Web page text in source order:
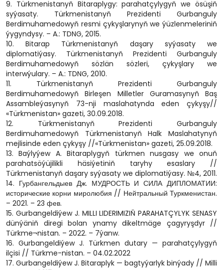
9. Türkmenistanyň Bitaraplygy: parahatçylygyň we ösüşiň
syýasaty. Türkmenistanyň Prezidenti Gurbanguly
Berdimuhamedowyň resmi çykyşlarynyň we ýüzlenmeleriniň
ýygyndysy. – A.: TDNG, 2015.
10. Bitarap Türkmenistanyň daşary syýasaty we
diplomatiýasy. Türkmenistanyň Prezidenti Gurbanguly
Berdimuhamedowyň sözlän sözleri, çykyşlary we
interwýulary. – A.: TDNG, 2010.
11. Türkmenistanyň Prezidenti Gurbanguly
Berdimuhamedowyň Birleşen Milletler Guramasynyň Baş
Assambleýasynyň 73-nji maslahatynda eden çykyşy//
«Türkmenistan» gazeti, 30.09.2018.
12. Türkmenistanyň Prezidenti Gurbanguly
Berdimuhamedowyň Türkmenistanyň Halk Maslahatynyň
mejlisinde eden çykyşy //«Türkmenistan» gazeti, 25.09.2018.
13. Baýlyýew A. Bitaraplygyň türkmen nusgasy we onuň
parahatsöýüjilikli häsiýetiniň taryhy esaslary //
Türkmenistanyň daşary syýasaty we diplomatiýasy. №4, 2011.
14. Гурбангельдыев Дж. МУДРОСТЬ И СИЛА ДИПЛОМАТИИ:
исторические корни миролюбия // Нейтральный Туркменистан.
– 2021. – 23 фев.
15. Gurbangeldiýew J. MILLI LIDERIMIZIŇ PARAHATÇYLYK SENASY
dünýäniň diregi bolan ynamy dikeltmäge çagyryşdyr //
Türkme¬nistan. – 2022. – 7ýanw.
16. Gurbangeldiýew J. Türkmen dutary — parahatçylygyň
ilçisi // Türkme-nistan. – 04.02.2022
17. Gurbangeldiýew J. Bitaraplyk — bagtyýarlyk binýady // Milli